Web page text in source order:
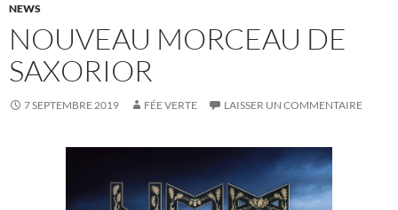
NEWS
NOUVEAU MORCEAU DE
SAXORIOR
7 SEPTEMBRE 2019 FÉE VERTE LAISSER UN COMMENTAIRE